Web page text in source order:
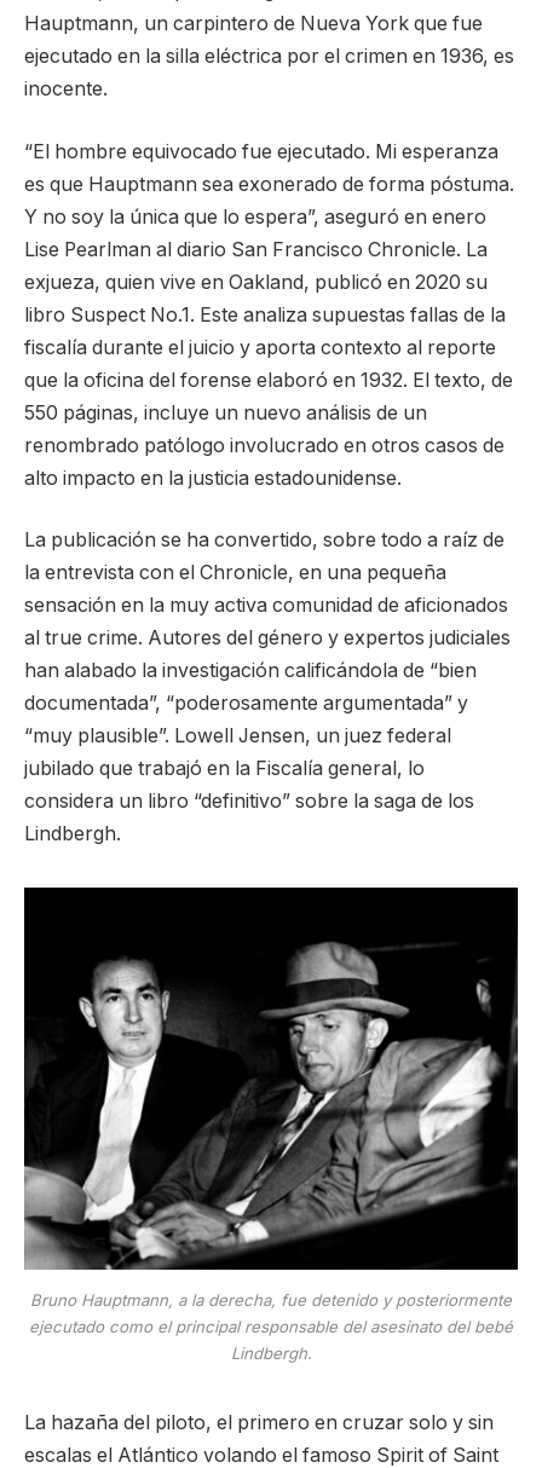
Hauptmann, un carpintero de Nueva York que fue
ejecutado en la silla eléctrica por el crimen en 1936, es
inocente.
“El hombre equivocado fue ejecutado. Mi esperanza
es que Hauptmann sea exonerado de forma póstuma.
Y no soy la única que lo espera”, aseguró en enero
Lise Pearlman al diario San Francisco Chronicle. La
exjueza, quien vive en Oakland, publicó en 2020 su
libro Suspect No.1. Este analiza supuestas fallas de la
fiscalía durante el juicio y aporta contexto al reporte
que la oficina del forense elaboró en 1932. El texto, de
550 páginas, incluye un nuevo análisis de un
renombrado patólogo involucrado en otros casos de
alto impacto en la justicia estadounidense.
La publicación se ha convertido, sobre todo a raíz de
la entrevista con el Chronicle, en una pequeña
sensación en la muy activa comunidad de aficionados
al true crime. Autores del género y expertos judiciales
han alabado la investigación calificándola de “bien
documentada”, “poderosamente argumentada” y
“muy plausible”. Lowell Jensen, un juez federal
jubilado que trabajó en la Fiscalía general, lo
considera un libro “definitivo” sobre la saga de los
Lindbergh.
Bruno Hauptmann, a la derecha, fue detenido y posteriormente
ejecutado como el principal responsable del asesinato del bebé
Lindbergh.
La hazaña del piloto, el primero en cruzar solo y sin
escalas el Atlántico volando el famoso Spirit of Saint